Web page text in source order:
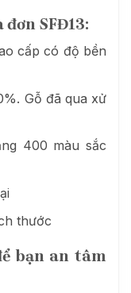
SFĐ13:
cấp có độ bền
Gỗ đã qua xử
400 màu sắc
thước
bạn an tâm